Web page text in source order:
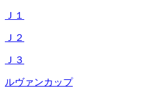
Ｊ１
Ｊ２
Ｊ３
ルヴァンカップ